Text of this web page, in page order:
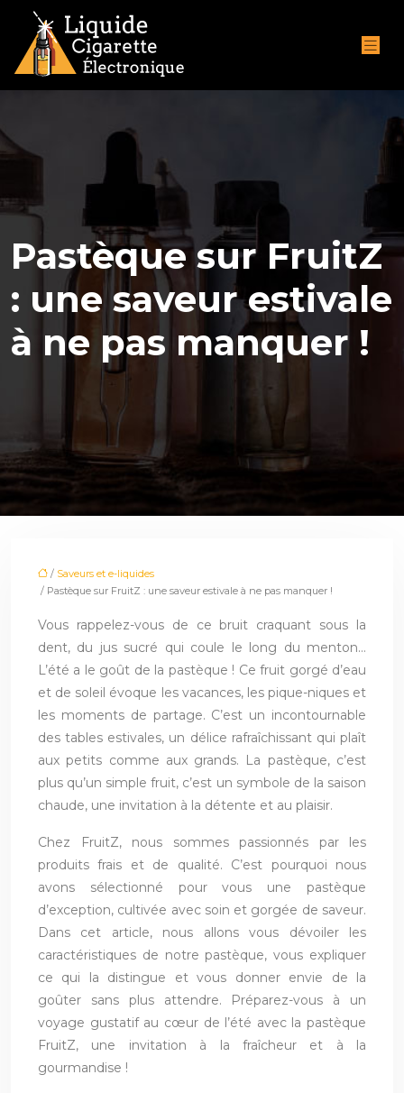
Pastèque sur FruitZ
: une saveur estivale
à ne pas manquer !
/ Saveurs et e-liquides
/ Pastèque sur FruitZ : une saveur estivale à ne pas manquer !
Vous rappelez-vous de ce bruit craquant sous la
dent, du jus sucré qui coule le long du menton…
L’été a le goût de la pastèque ! Ce fruit gorgé d’eau
et de soleil évoque les vacances, les pique-niques et
les moments de partage. C’est un incontournable
des tables estivales, un délice rafraîchissant qui plaît
aux petits comme aux grands. La pastèque, c’est
plus qu’un simple fruit, c’est un symbole de la saison
chaude, une invitation à la détente et au plaisir.
Chez FruitZ, nous sommes passionnés par les
produits frais et de qualité. C’est pourquoi nous
avons sélectionné pour vous une pastèque
d’exception, cultivée avec soin et gorgée de saveur.
Dans cet article, nous allons vous dévoiler les
caractéristiques de notre pastèque, vous expliquer
ce qui la distingue et vous donner envie de la
goûter sans plus attendre. Préparez-vous à un
voyage gustatif au cœur de l’été avec la pastèque
FruitZ, une invitation à la fraîcheur et à la
gourmandise !